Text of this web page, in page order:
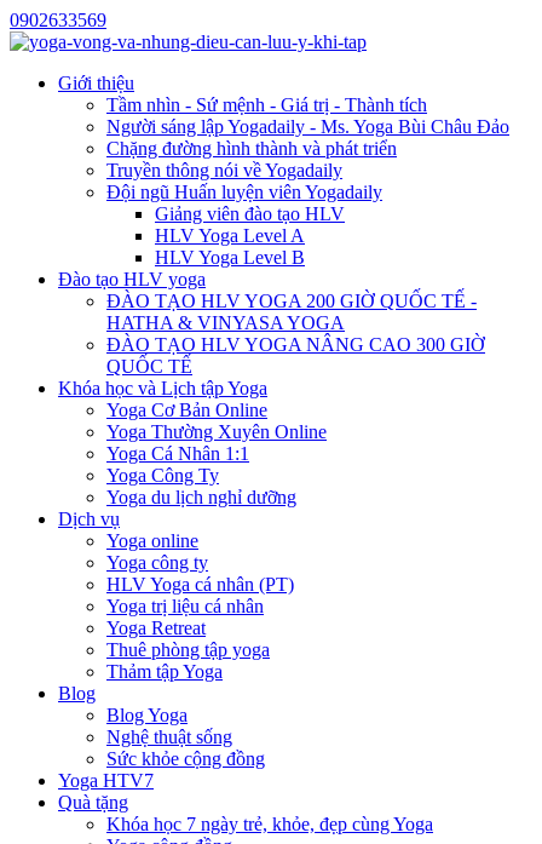
0902633569
Giới thiệu
Tầm nhìn - Sứ mệnh - Giá trị - Thành tích
Người sáng lập Yogadaily - Ms. Yoga Bùi Châu Đảo
Chặng đường hình thành và phát triển
Truyền thông nói về Yogadaily
Đội ngũ Huấn luyện viên Yogadaily
Giảng viên đào tạo HLV
HLV Yoga Level A
HLV Yoga Level B
Đào tạo HLV yoga
ĐÀO TẠO HLV YOGA 200 GIỜ QUỐC TẾ -
HATHA & VINYASA YOGA
ĐÀO TẠO HLV YOGA NÂNG CAO 300 GIỜ
QUỐC TẾ
Khóa học và Lịch tập Yoga
Yoga Cơ Bản Online
Yoga Thường Xuyên Online
Yoga Cá Nhân 1:1
Yoga Công Ty
Yoga du lịch nghỉ dưỡng
Dịch vụ
Yoga online
Yoga công ty
HLV Yoga cá nhân (PT)
Yoga trị liệu cá nhân
Yoga Retreat
Thuê phòng tập yoga
Thảm tập Yoga
Blog
Blog Yoga
Nghệ thuật sống
Sức khỏe cộng đồng
Yoga HTV7
Quà tặng
Khóa học 7 ngày trẻ, khỏe, đẹp cùng Yoga